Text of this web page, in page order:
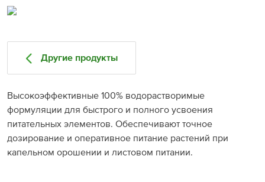
Другие продукты
Высокоэффективные 100% водорастворимые
формуляции для быстрого и полного усвоения
питательных элементов. Обеспечивают точное
дозирование и оперативное питание растений при
капельном орошении и листовом питании.